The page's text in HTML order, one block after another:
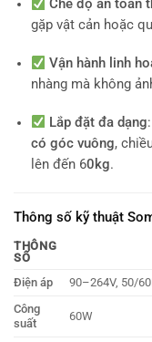
Chế độ an toàn
gặp vật cản hoặc
Vận hành linh
nhàng mà không
Lắp đặt đa dạng
có góc vuông,
lên đến 60kg.
Thông số kỹ thuật
THÔNG
SỐ
Điện áp
90–264V, 50/
Công
suất
60W